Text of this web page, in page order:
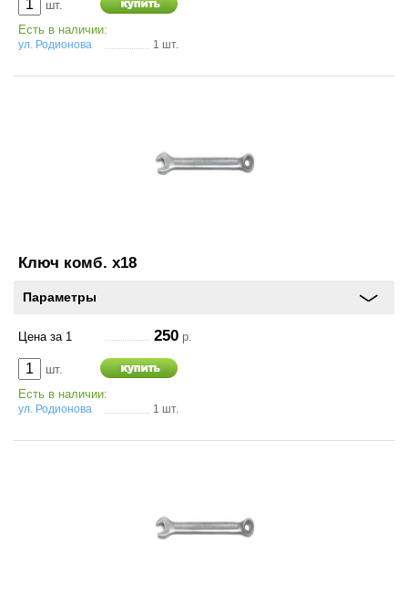
шт.
Есть в наличии:
ул. Родионова 1 шт.
Ключ комб. х18
Параметры
Цена за 1 250 р.
шт.
Есть в наличии:
ул. Родионова 1 шт.